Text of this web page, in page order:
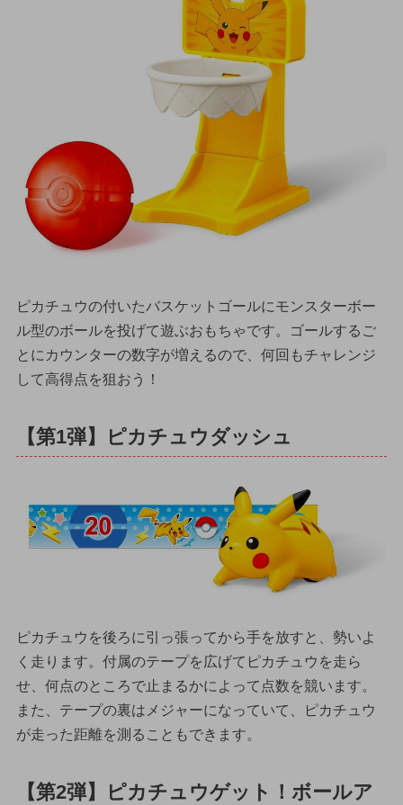
ピカチュウの付いたバスケットゴールにモンスターボー
ル型のボールを投げて遊ぶおもちゃです。ゴールするご
とにカウンターの数字が増えるので、何回もチャレンジ
して高得点を狙おう！
【第1弾】ピカチュウダッシュ
ピカチュウを後ろに引っ張ってから手を放すと、勢いよ
く走ります。付属のテープを広げてピカチュウを走ら
せ、何点のところで止まるかによって点数を競います。
また、テープの裏はメジャーになっていて、ピカチュウ
が走った距離を測ることもできます。
【第2弾】ピカチュウゲット！ボールア